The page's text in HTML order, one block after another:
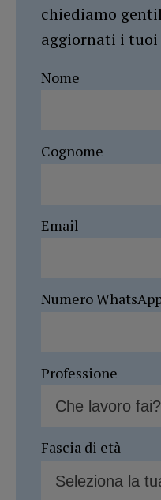
chiediamo
aggiornati i
Nome
Cognome
Email
Numero
Professione
Fascia di età